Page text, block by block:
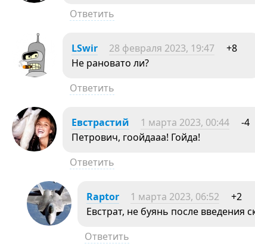
Ответить
LSwir 28 февраля 2023, 19:47
+8
Не рановато ли?
Ответить
Евстрастий 1 марта 2023, 00:44
-4
Петрович, гоойдааа! Гойда!
Ответить
Raptor 1 марта 2023, 06:52
+2
Евстрат, не буянь после введения
Ответить